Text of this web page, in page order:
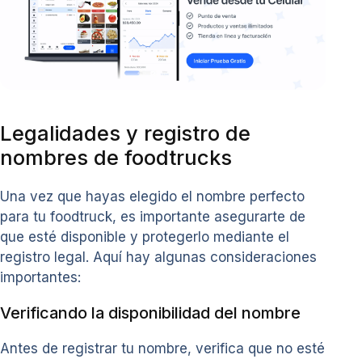
Legalidades y registro de
nombres de foodtrucks
Una vez que hayas elegido el nombre perfecto
para tu foodtruck, es importante asegurarte de
que esté disponible y protegerlo mediante el
registro legal. Aquí hay algunas consideraciones
importantes:
Verificando la disponibilidad del nombre
Antes de registrar tu nombre, verifica que no esté